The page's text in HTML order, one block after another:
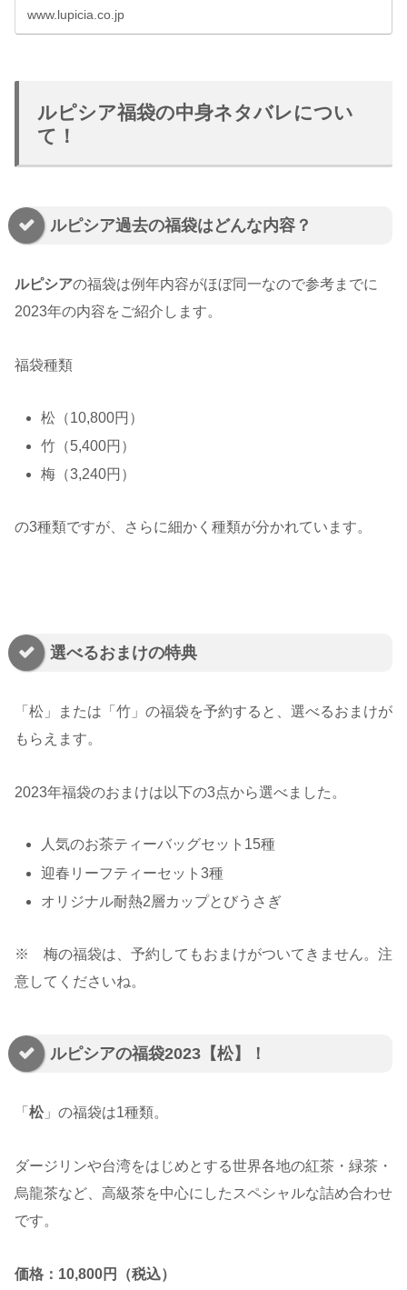
www.lupicia.co.jp
ルピシア福袋の中身ネタバレについ
て！
ルピシア過去の福袋はどんな内容？
ルピシアの福袋は例年内容がほぼ同一なので参考までに
2023年の内容をご紹介します。
福袋種類
松（10,800円）
竹（5,400円）
梅（3,240円）
の3種類ですが、さらに細かく種類が分かれています。
選べるおまけの特典
「松」または「竹」の福袋を予約すると、選べるおまけが
もらえます。
2023年福袋のおまけは以下の3点から選べました。
人気のお茶ティーバッグセット15種
迎春リーフティーセット3種
オリジナル耐熱2層カップとびうさぎ
※ 梅の福袋は、予約してもおまけがついてきません。注
意してくださいね。
ルピシアの福袋2023【松】！
「 松」の福袋は1種類。
ダージリンや台湾をはじめとする世界各地の紅茶・緑茶・
烏龍茶など、高級茶を中心にしたスペシャルな詰め合わせ
です。
価格：10,800円（税込）